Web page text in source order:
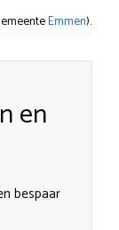
Emmen).
en
bespaar